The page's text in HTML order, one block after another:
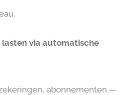
via automatische
abonnementen —